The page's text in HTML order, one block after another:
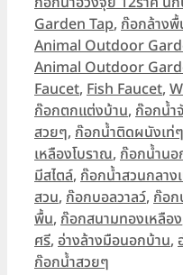
Garden Tap, ก๊อกล้าง
Animal Outdoor
Tags
Animal Outdoor
Faucet, Fish Faucet,
ก๊อกตกแต่งบ้าน, ก๊อกน้ำ
สวยๆ, ก๊อกน้ำติดผนังเท่ๆ
เหลืองโบราณ, ก๊อกน้ำนอ
มีสไตล์, ก๊อกน้ำสวนกลาง
สวน, ก๊อกบอลวาลว์, ก๊อก
พื้น, ก๊อกสนามทองเหลือง
ศรี, อ่างล้างมือนอกบ้าน,
ก๊อกน้ำสวยๆ